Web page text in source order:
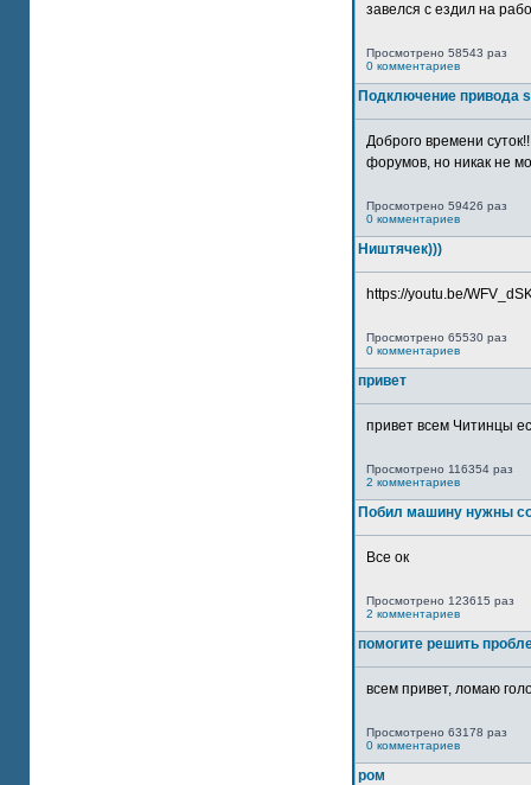
завелся с ездил на
Просмотрено 58543 раз
0 комментариев
Подключение привода
Доброго времени
форумов, но никак не
Просмотрено 59426 раз
0 комментариев
Ништячек)))
https://youtu.be/
Просмотрено 65530 раз
0 комментариев
привет
привет всем Читинцы
Просмотрено 116354 раз
2 комментариев
Побил машину нужны
Все ок
Просмотрено 123615 раз
2 комментариев
помогите решить
всем привет, ломаю
Просмотрено 63178 раз
0 комментариев
ром